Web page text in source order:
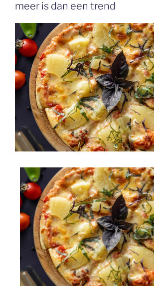
meer is dan een trend